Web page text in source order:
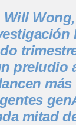
Will
preludio
mitad